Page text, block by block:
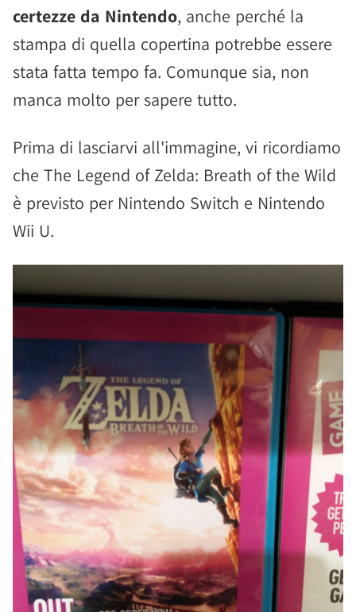
certezze da Nintendo, anche perché la
stampa di quella copertina potrebbe essere
stata fatta tempo fa. Comunque sia, non
manca molto per sapere tutto.
Prima di lasciarvi all'immagine, vi ricordiamo
che The Legend of Zelda: Breath of the Wild
è previsto per Nintendo Switch e Nintendo
Wii U.